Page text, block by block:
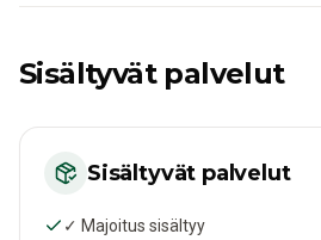
Sisältyvät palvelut
Sisältyvät palvelut
✓ Majoitus sisältyy